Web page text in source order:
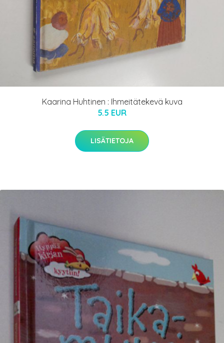
Kaarina Huhtinen : Ihmeitätekevä kuva
5.5 EUR
LISÄTIETOJA